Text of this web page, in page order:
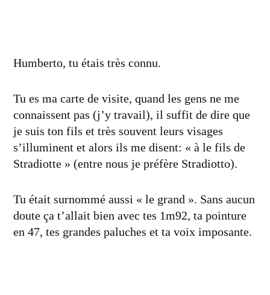
Humberto, tu étais très connu.
Tu es ma carte de visite, quand les gens ne me
connaissent pas (j’y travail), il suffit de dire que
je suis ton fils et très souvent leurs visages
s’illuminent et alors ils me disent: « à le fils de
Stradiotte » (entre nous je préfère Stradiotto).
Tu était surnommé aussi « le grand ». Sans aucun
doute ça t’allait bien avec tes 1m92, ta pointure
en 47, tes grandes paluches et ta voix imposante.